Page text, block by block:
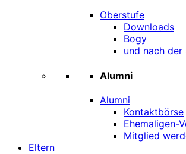
Oberstufe
Downloads
Bogy
und nach der
Alumni
Alumni
Kontaktbörse
Ehemaligen-
Mitglied
Eltern